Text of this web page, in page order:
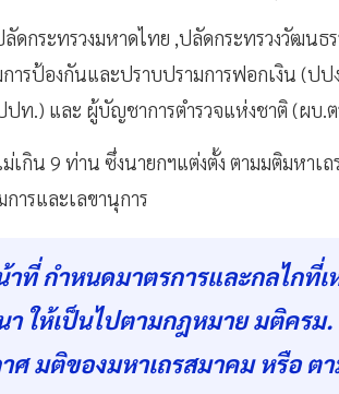
ดกระทรวงมหาดไทย ,ปลัดกระทรวงวัฒนธ
ารป้องกันและปราบปรามการฟอกเงิน (ปป
ปท.) และ ผู้บัญชาการตำรวจแห่งชาติ (ผบ.ต
เกิน 9 ท่าน ซึ่งนายกฯแต่งตั้ง ตามมติมหาเ
ารและเลขานุการ
ที่ กำหนดมาตรการและกลไกที่เ
ให้เป็นไปตามกฎหมาย มติครม
ศ มติของมหาเถรสมาคม หรือ